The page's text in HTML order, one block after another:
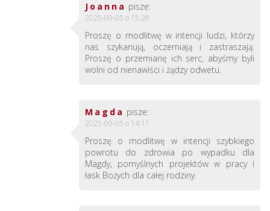
Joanna pisze:
2025-09-05 o 15:28
Proszę o modlitwę w intencji ludzi, którzy
nas szykanują, oczerniają i zastraszają.
Proszę o przemianę ich serc, abyśmy byli
wolni od nienawiści i żądzy odwetu.
Magda pisze:
2025-09-05 o 14:11
Proszę o modlitwę w intencji szybkiego
powrotu do zdrowia po wypadku dla
Magdy, pomyślnych projektów w pracy i
łask Bożych dla całej rodziny.